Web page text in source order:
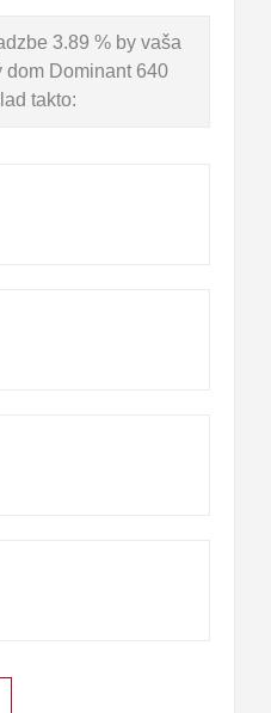
3.89 % by vaša
dom Dominant 640
takto: